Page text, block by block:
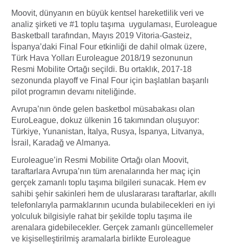
Moovit, dünyanın en büyük kentsel hareketlilik veri ve
analiz şirketi ve #1 toplu taşıma uygulaması, Euroleague
Basketball tarafından, Mayıs 2019 Vitoria-Gasteiz,
İspanya’daki Final Four etkinliği de dahil olmak üzere,
Türk Hava Yolları Euroleague 2018/19 sezonunun
Resmi Mobilite Ortağı seçildi. Bu ortaklık, 2017-18
sezonunda playoff ve Final Four için başlatılan başarılı
pilot programın devamı niteliğinde.
Avrupa’nın önde gelen basketbol müsabakası olan
EuroLeague, dokuz ülkenin 16 takımından oluşuyor:
Türkiye, Yunanistan, İtalya, Rusya, İspanya, Litvanya,
İsrail, Karadağ ve Almanya.
Euroleague’in Resmi Mobilite Ortağı olan Moovit,
taraftarlara Avrupa’nın tüm arenalarında her maç için
gerçek zamanlı toplu taşıma bilgileri sunacak. Hem ev
sahibi şehir sakinleri hem de uluslararası taraftarlar, akıllı
telefonlarıyla parmaklarının ucunda bulabilecekleri en iyi
yolculuk bilgisiyle rahat bir şekilde toplu taşıma ile
arenalara gidebilecekler. Gerçek zamanlı güncellemeler
ve kişiselleştirilmiş aramalarla birlikte Euroleague